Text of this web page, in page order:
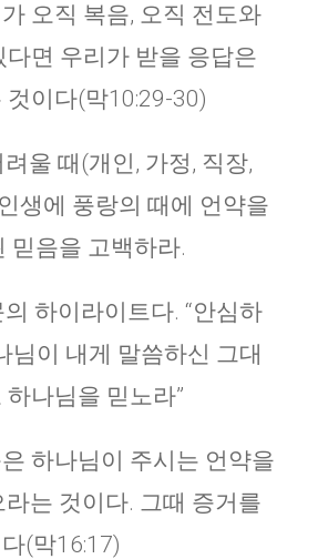
오직 복음, 오직 전도와
다면 우리가 받을 응답은
것이다(막10:29-30)
울 때(개인, 가정, 직장,
생에 풍랑의 때에 언약을
믿음을 고백하라.
하이라이트다. “안심하
님이 내게 말씀하신 그대
나님을 믿노라”
하나님이 주시는 언약을
라는 것이다. 그때 증거를
(막16:17)